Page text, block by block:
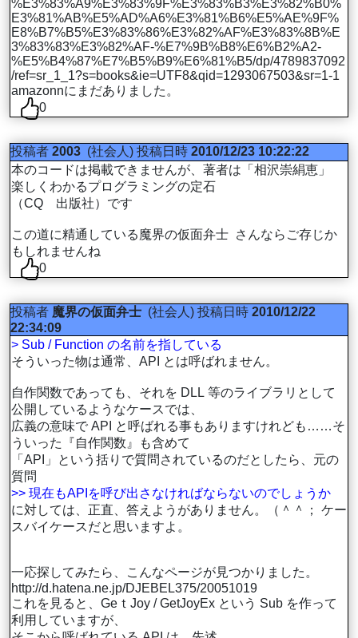
%E3%83%A9%E3%83%9F%E3%83%B3%E3%82%B0%
E3%81%AB%E5%AD%A6%E3%81%B6%E5%AE%9F%
E8%B7%B5%E3%83%86%E3%82%AF%E3%83%8B%E
3%83%83%E3%82%AF-%E7%9B%B8%E6%B2%A2-
%E5%B4%87%E7%B5%B9%E6%81%B5/dp/4789837092
/ref=sr_1_1?s=books&ie=UTF8&qid=1293067503&sr=1-1
amazonnにまだありました。
0
投稿者 2003 (社会人) 投稿日時 2010/12/23 10:22:22
本のコードは掲載できませんが、著者は「相沢崇絹恵」
楽しくわかるプログラミングの定石
（CQ 出版社）です
この道に精通している魔界の仮面弁士 さんならご存じか
もしれませんね
0
投稿者 魔界の仮面弁士 (社会人) 投稿日時 2010/12/22
22:34:09
> Sub / Function の名前を指している
そういった物は通常、API とは呼ばれません。
自作関数であっても、それを DLL 等のライブラリとして
公開しているようなケースでは、
広義の意味で API と呼ばれる事もありますけれども……そ
ういった『自作関数』も含めて
「API」という括りで質問されているのだとしたら、元の
質問
>> 現在もAPIを呼び出さなければならないのでしょうか
に対しては、正直、答えようがありません。（＾＾； ケー
スバイケースだと思いますよ。
一応探してみたら、こんなページが見つかりました。
http://d.hatena.ne.jp/DJEBEL375/20051019
これを見ると、GeｔJoy / GetJoyEx という Sub を作って
利用していますが、